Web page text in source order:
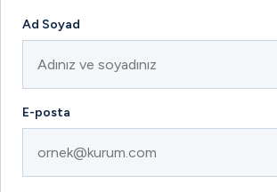
Ad Soyad
E-posta